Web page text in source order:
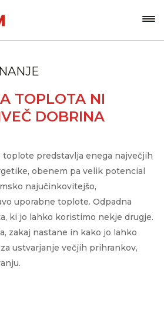
TOPLOTA NI
DOBRINA
toplote predstavlja enega največjih
obenem pa velik potencial
najučinkovitejšo,
uporabne toplote. Odpadna
ki jo lahko koristimo nekje drugje.
zakaj nastane in kako jo lahko
ustvarjanje večjih prihrankov,